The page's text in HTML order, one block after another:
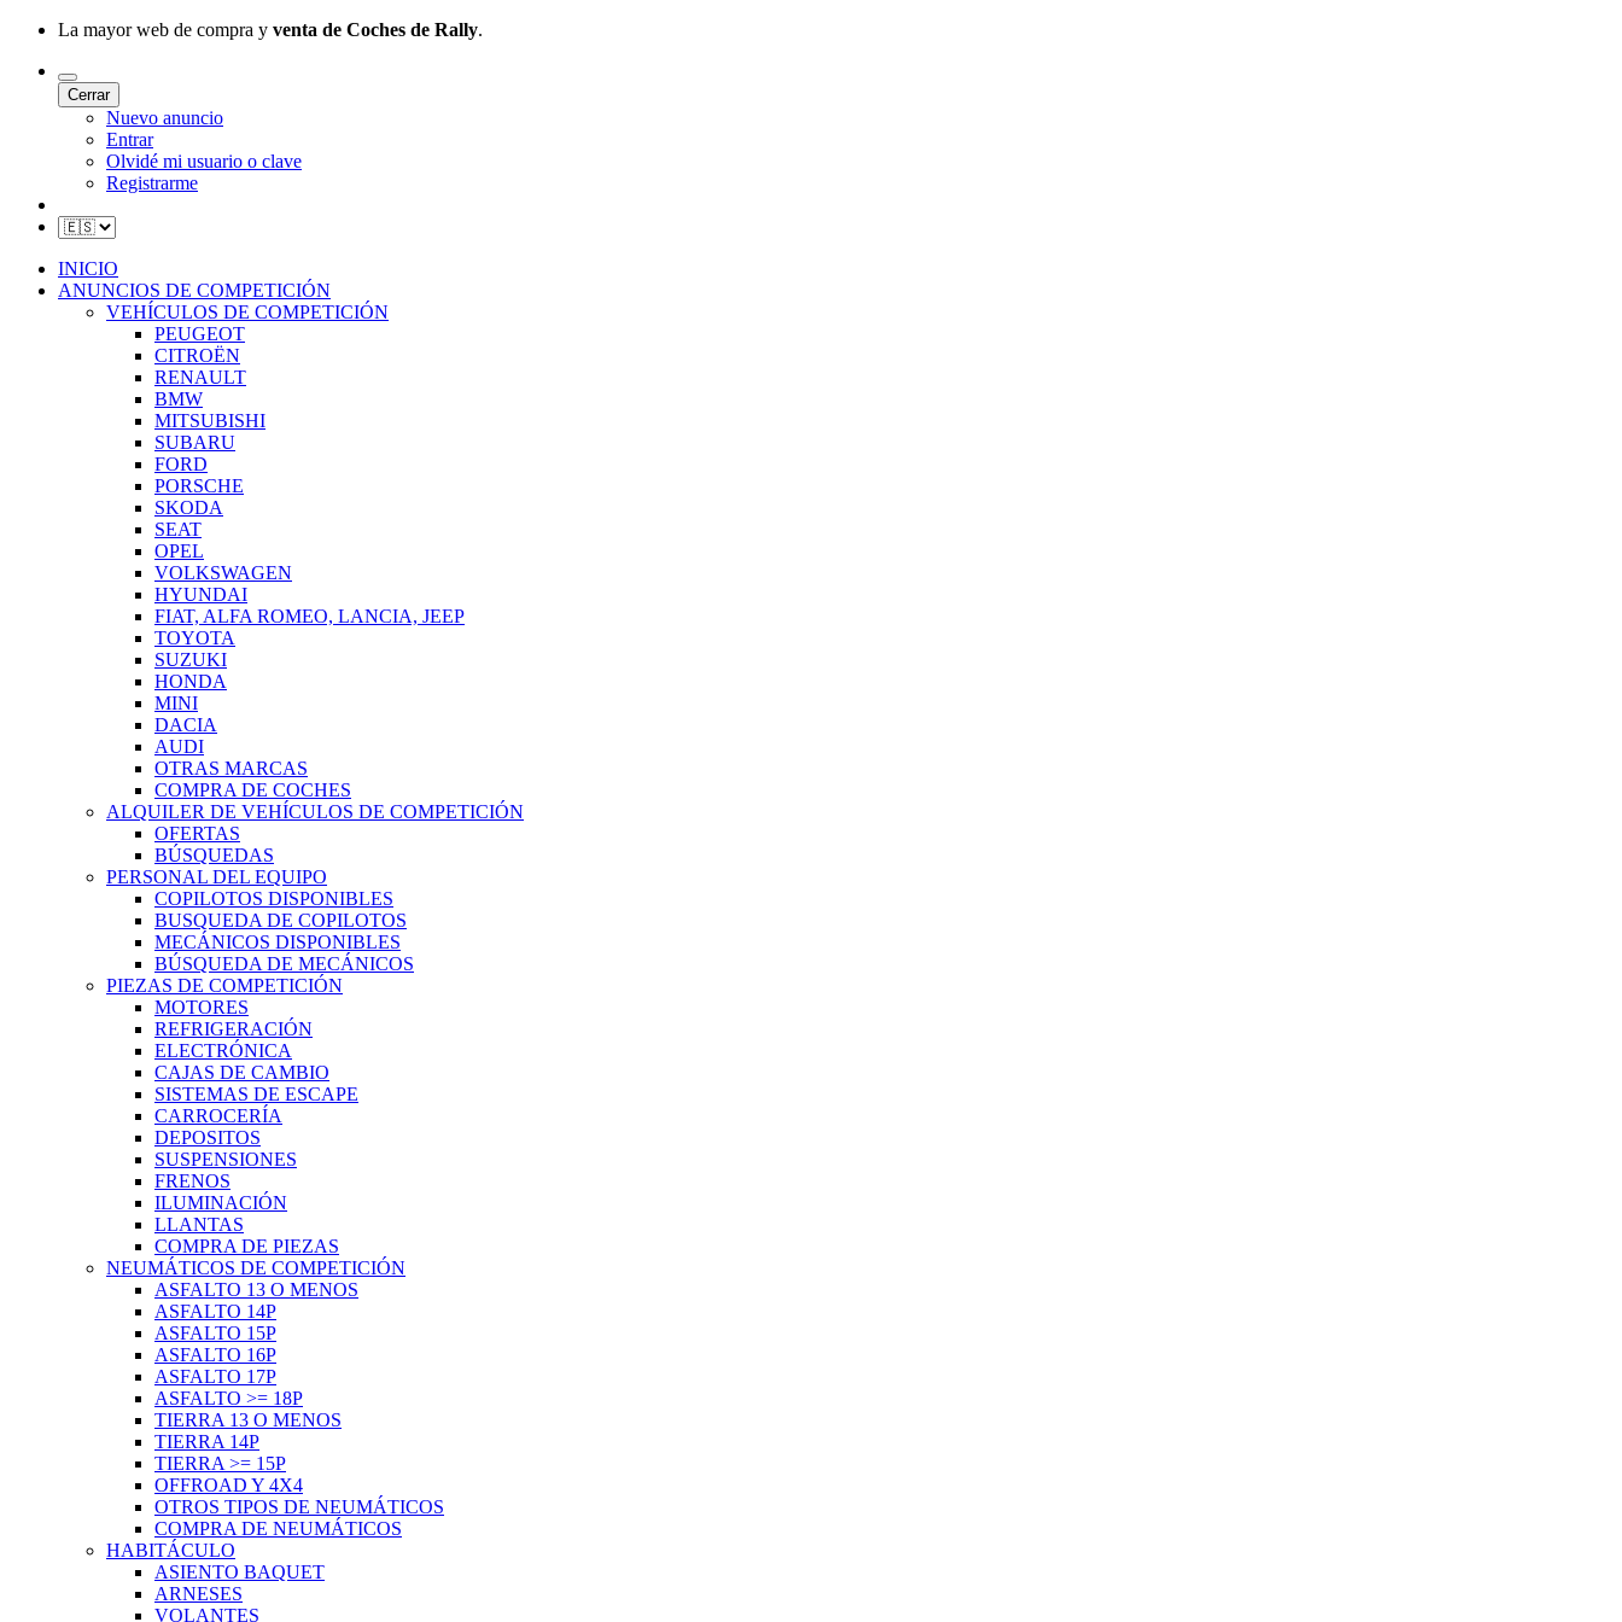
La mayor web de compra y venta de Coches de Rally.
Cerrar
Nuevo anuncio
Entrar
Olvidé mi usuario o clave
Registrarme
INICIO
ANUNCIOS DE COMPETICIÓN
VEHÍCULOS DE COMPETICIÓN
PEUGEOT
CITROËN
RENAULT
BMW
MITSUBISHI
SUBARU
FORD
PORSCHE
SKODA
SEAT
OPEL
VOLKSWAGEN
HYUNDAI
FIAT, ALFA ROMEO, LANCIA, JEEP
TOYOTA
SUZUKI
HONDA
MINI
DACIA
AUDI
OTRAS MARCAS
COMPRA DE COCHES
ALQUILER DE VEHÍCULOS DE COMPETICIÓN
OFERTAS
BÚSQUEDAS
PERSONAL DEL EQUIPO
COPILOTOS DISPONIBLES
BUSQUEDA DE COPILOTOS
MECÁNICOS DISPONIBLES
BÚSQUEDA DE MECÁNICOS
PIEZAS DE COMPETICIÓN
MOTORES
REFRIGERACIÓN
ELECTRÓNICA
CAJAS DE CAMBIO
SISTEMAS DE ESCAPE
CARROCERÍA
DEPOSITOS
SUSPENSIONES
FRENOS
ILUMINACIÓN
LLANTAS
COMPRA DE PIEZAS
NEUMÁTICOS DE COMPETICIÓN
ASFALTO 13 O MENOS
ASFALTO 14P
ASFALTO 15P
ASFALTO 16P
ASFALTO 17P
ASFALTO >= 18P
TIERRA 13 O MENOS
TIERRA 14P
TIERRA >= 15P
OFFROAD Y 4X4
OTROS TIPOS DE NEUMÁTICOS
COMPRA DE NEUMÁTICOS
HABITÁCULO
ASIENTO BAQUET
ARNESES
VOLANTES